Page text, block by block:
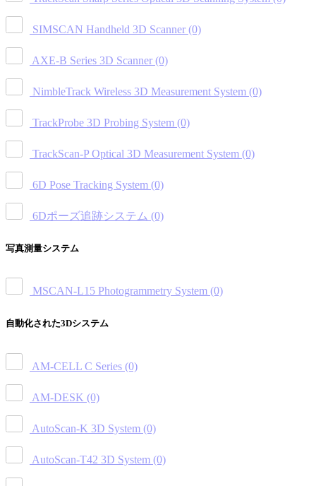
SIMSCAN Handheld 3D Scanner (0)
AXE-B Series 3D Scanner (0)
NimbleTrack Wireless 3D Measurement System (0)
TrackProbe 3D Probing System (0)
TrackScan-P Optical 3D Measurement System (0)
6D Pose Tracking System (0)
6Dポーズ追跡システム (0)
写真測量システム
MSCAN-L15 Photogrammetry System (0)
自動化された3Dシステム
AM-CELL C Series (0)
AM-DESK (0)
AutoScan-K 3D System (0)
AutoScan-T42 3D System (0)